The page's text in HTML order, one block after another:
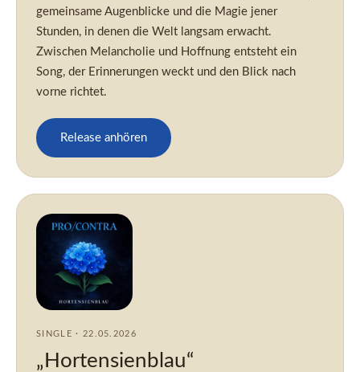
gemeinsame Augenblicke und die Magie jener
Stunden, in denen die Welt langsam erwacht.
Zwischen Melancholie und Hoffnung entsteht ein
Song, der Erinnerungen weckt und den Blick nach
vorne richtet.
Release anhören
SINGLE · 22.05.2026
„Hortensienblau“